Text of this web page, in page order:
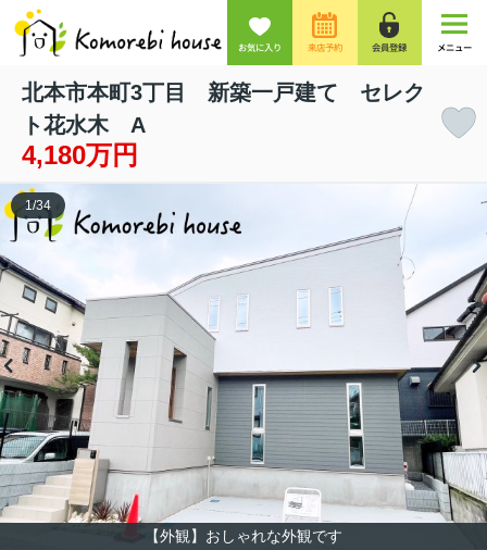
お気に入り 来店予約 会員登録 メニュー
北本市本町3丁目 新築一戸建て セレク
ト花水木 A
4,180万円
【外観】おしゃれな外観です
1/34